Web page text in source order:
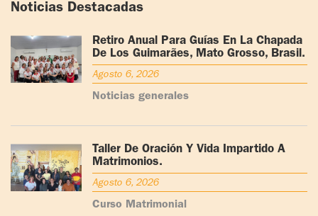
Noticias Destacadas
Retiro Anual Para Guías En La Chapada
De Los Guimarães, Mato Grosso, Brasil.
Agosto 6, 2026
Noticias generales
Taller De Oración Y Vida Impartido A
Matrimonios.
Agosto 6, 2026
Curso Matrimonial